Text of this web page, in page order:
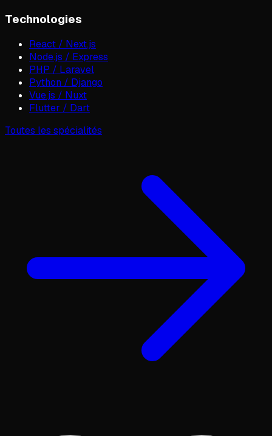
Technologies
React / Next.js
Node.js / Express
PHP / Laravel
Python / Django
Vue.js / Nuxt
Flutter / Dart
Toutes les spécialités